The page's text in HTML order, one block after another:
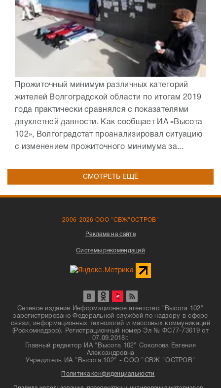
Прожиточный минимум различных категорий
жителей Волгоградской области по итогам 2019
года практически сравнялся с показателями
двухлетней давности. Как сообщает ИА «Высота
102», Волгоградстат проанализировал ситуацию
с изменением прожиточного минимума за...
СМОТРЕТЬ ЕЩЁ
2006-2026 ООО "СВЖ"ОСТРОВ"
Реклама на сайте
Системы рекомендаций
Сетевое издание Информационное агентство "Высота 102"
зарегистрировано Федеральной службой по надзору в сфере
связи, информационных технологий и массовых коммуникаций
(Роскомнадзор). Регистрационный номер Эл № ФС77-73619 от
07.09.2018г.
Главный редактор ИА "Высота 102" Соколова Евгения
Александровна
Учредитель ИА "Высота 102" - ООО "СВЖ "ОСТРОВ"
Политика конфиденциальности